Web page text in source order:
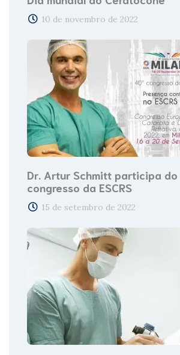
10 de novembro de 2022
Dr. Artur Schmitt participa do
congresso da ESCRS
15 de setembro de 2022